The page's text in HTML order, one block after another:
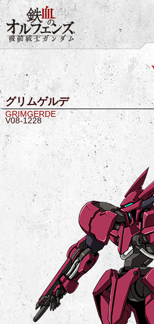
グリムゲルデ
GRIMGERDE
V08-1228